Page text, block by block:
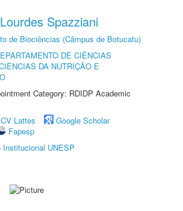
Spazziani
de Biociências (Câmpus de Botucatu)
DE CIÊNCIAS
DA NUTRIÇÃO E
Category: RDIDP Academic
CV Lattes
Google Scholar
Fapesp
Institucional UNESP